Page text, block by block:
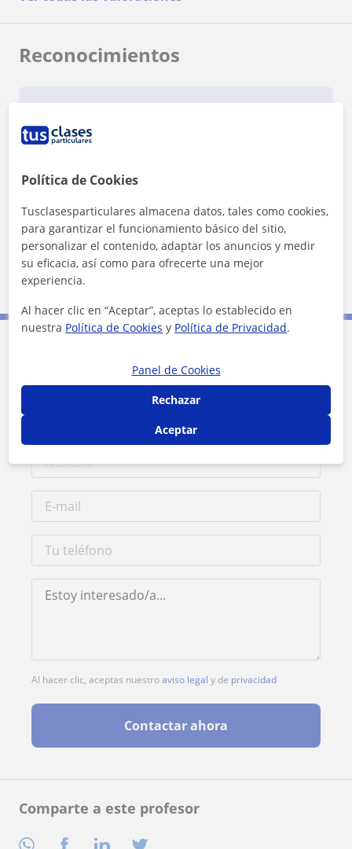
Comparte a este profesor
Reconocimientos
Datos verificados
★★★★★6 valoraciones
Ver perfil
Contacta con Ernestina Maria
Al hacer clic, aceptas nuestroaviso legal y de privacidad
Contactar ahora
Política de Cookies
Tusclasesparticulares almacena datos, tales como cookies,
para garantizar el funcionamiento básico del sitio,
personalizar el contenido, adaptar los anuncios y medir
su eficacia, así como para ofrecerte una mejor
experiencia.
Al hacer clic en “Aceptar”, aceptas lo establecido en
nuestra Política de Cookies y Política de Privacidad.
Panel de Cookies
Rechazar
Aceptar